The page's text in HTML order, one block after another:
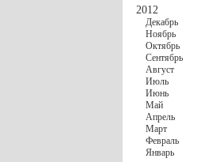
2012
Декабрь
Ноябрь
Октябрь
Сентябрь
Август
Июль
Июнь
Май
Апрель
Март
Февраль
Январь